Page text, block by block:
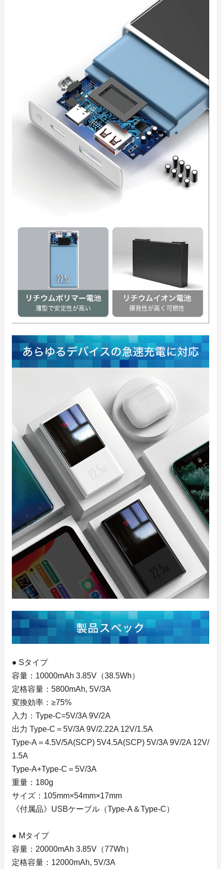
● Sタイプ
容量：10000mAh 3.85V（38.5Wh）
定格容量：5800mAh, 5V/3A
変換効率：≥75%
入力：Type-C=5V/3A 9V/2A
出力 Type-C＝5V/3A 9V/2.22A 12V/1.5A
Type-A＝4.5V/5A(SCP) 5V4.5A(SCP) 5V/3A 9V/2A 12V/
1.5A
Type-A+Type-C＝5V/3A
重量：180g
サイズ：105mm×54mm×17mm
《付属品》USBケーブル（Type-A＆Type-C）
● Mタイプ
容量：20000mAh 3.85V（77Wh）
定格容量：12000mAh, 5V/3A